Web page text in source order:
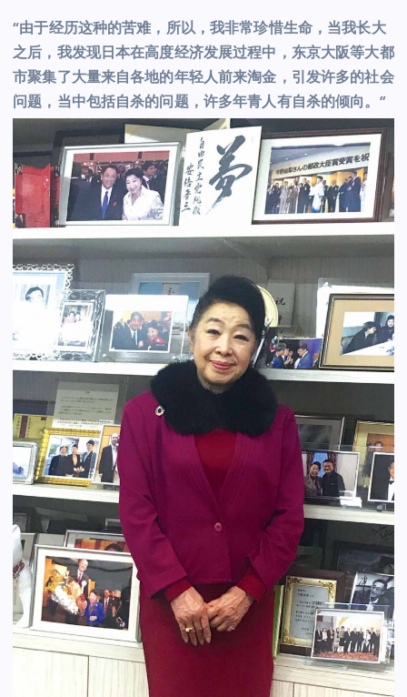
“由于经历这种的苦难，所以，我非常珍惜生命，当我长大
之后，我发现日本在高度经济发展过程中，东京大阪等大都
市聚集了大量来自各地的年轻人前来淘金，引发许多的社会
问题，当中包括自杀的问题，许多年青人有自杀的倾向。”